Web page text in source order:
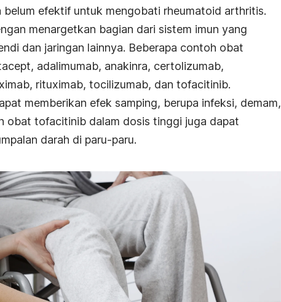
belum efektif untuk mengobati rheumatoid arthritis.
menargetkan bagian dari sistem imun yang
dan jaringan lainnya. Beberapa contoh obat
adalimumab, anakinra, certolizumab,
rituximab, tocilizumab, dan tofacitinib.
memberikan efek samping, berupa infeksi, demam,
obat tofacitinib dalam dosis tinggi juga dapat
darah di paru-paru.